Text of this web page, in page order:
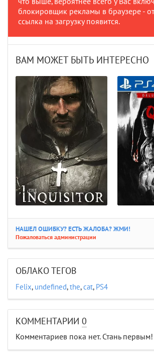
блокировщик рекламы в браузере -
ссылка на загрузку появится.
ВАМ МОЖЕТ БЫТЬ ИНТЕРЕСНО
НАШЕЛ ОШИБКУ? ЕСТЬ ЖАЛОБА? ЖМИ!
Пожаловаться администрации
ОБЛАКО ТЕГОВ
Felix, undefined,the,cat, PS4
КОММЕНТАРИИ 0
Комментариев пока нет. Стань первым!